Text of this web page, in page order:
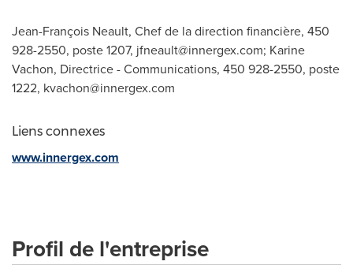
Jean-François Neault, Chef de la direction financière, 450
928-2550, poste 1207, jfneault@innergex.com; Karine
Vachon, Directrice - Communications, 450 928-2550, poste
1222, kvachon@innergex.com
Liens connexes
www.innergex.com
Profil de l'entreprise